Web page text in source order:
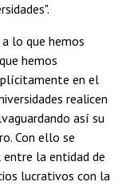
lo que hemos
hemos
en el
realicen
así su
Con ello se
entre la entidad de
lucrativos con la